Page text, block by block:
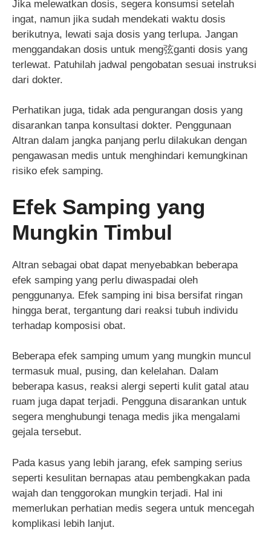
Jika melewatkan dosis, segera konsumsi setelah
ingat, namun jika sudah mendekati waktu dosis
berikutnya, lewati saja dosis yang terlupa. Jangan
menggandakan dosis untuk meng弦ganti dosis yang
terlewat. Patuhilah jadwal pengobatan sesuai instruksi
dari dokter.
Perhatikan juga, tidak ada pengurangan dosis yang
disarankan tanpa konsultasi dokter. Penggunaan
Altran dalam jangka panjang perlu dilakukan dengan
pengawasan medis untuk menghindari kemungkinan
risiko efek samping.
Efek Samping yang
Mungkin Timbul
Altran sebagai obat dapat menyebabkan beberapa
efek samping yang perlu diwaspadai oleh
penggunanya. Efek samping ini bisa bersifat ringan
hingga berat, tergantung dari reaksi tubuh individu
terhadap komposisi obat.
Beberapa efek samping umum yang mungkin muncul
termasuk mual, pusing, dan kelelahan. Dalam
beberapa kasus, reaksi alergi seperti kulit gatal atau
ruam juga dapat terjadi. Pengguna disarankan untuk
segera menghubungi tenaga medis jika mengalami
gejala tersebut.
Pada kasus yang lebih jarang, efek samping serius
seperti kesulitan bernapas atau pembengkakan pada
wajah dan tenggorokan mungkin terjadi. Hal ini
memerlukan perhatian medis segera untuk mencegah
komplikasi lebih lanjut.